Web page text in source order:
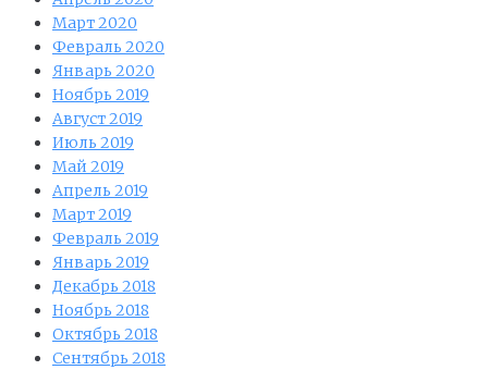
Март 2020
Февраль 2020
Январь 2020
Ноябрь 2019
Август 2019
Июль 2019
Май 2019
Апрель 2019
Март 2019
Февраль 2019
Январь 2019
Декабрь 2018
Ноябрь 2018
Октябрь 2018
Сентябрь 2018